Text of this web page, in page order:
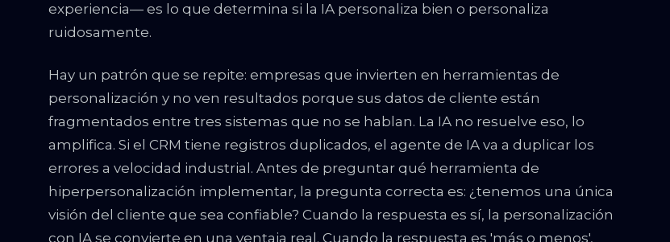
experiencia— es lo que determina si la IA personaliza bien o personaliza
ruidosamente.
Hay un patrón que se repite: empresas que invierten en herramientas de
personalización y no ven resultados porque sus datos de cliente están
fragmentados entre tres sistemas que no se hablan. La IA no resuelve eso, lo
amplifica. Si el CRM tiene registros duplicados, el agente de IA va a duplicar los
errores a velocidad industrial. Antes de preguntar qué herramienta de
hiperpersonalización implementar, la pregunta correcta es: ¿tenemos una única
visión del cliente que sea confiable? Cuando la respuesta es sí, la personalización
con IA se convierte en una ventaja real. Cuando la respuesta es 'más o menos',